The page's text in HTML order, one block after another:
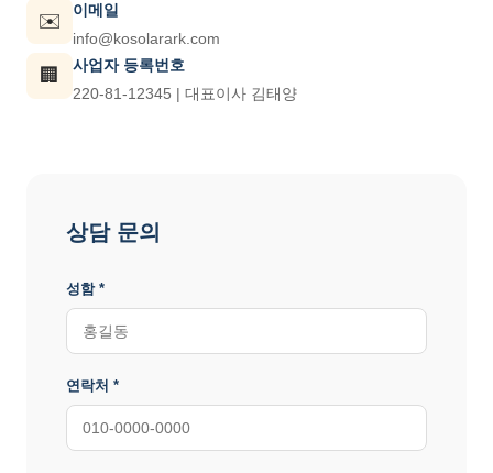
✉️
이메일
info@kosolarark.com
🏢
사업자 등록번호
220-81-12345 | 대표이사 김태양
상담 문의
성함 *
연락처 *